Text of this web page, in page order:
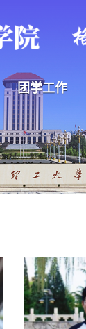
团学工作